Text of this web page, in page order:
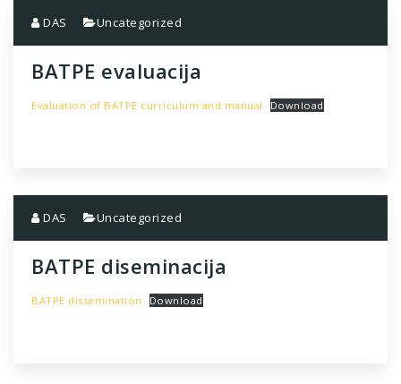
DAS Uncategorized
BATPE evaluacija
Evaluation of BATPE curriculum and manual Download
DAS Uncategorized
BATPE diseminacija
BATPE dissemination Download